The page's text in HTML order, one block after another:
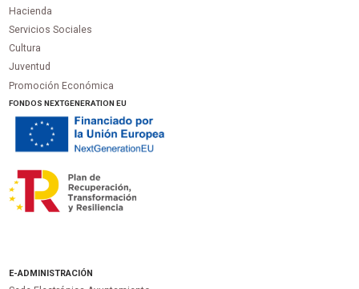
Hacienda
Servicios Sociales
Cultura
Juventud
Promoción Económica
FONDOS NEXTGENERATION EU
E-ADMINISTRACIÓN